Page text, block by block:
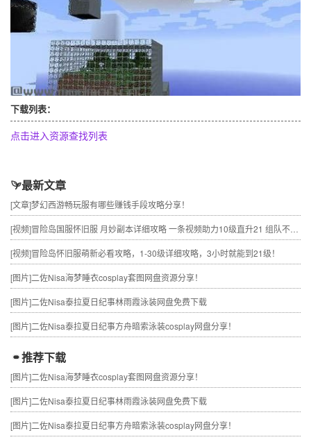
下载列表：
点击进入资源查找列表
最新文章
[文章]梦幻西游畅玩服有哪些赚钱手段攻略分享！
[视频]冒险岛国服怀旧服 月妙副本详细攻略 一条视频助力10级直升21 组队不求人
[视频]冒险岛怀旧服萌新必看攻略，1-30级详细攻略，3小时就能到21级！
[图片]二佐Nisa海梦睡衣cosplay套图网盘资源分享！
[图片]二佐Nisa泰拉夏日纪事林雨霞泳装网盘免费下载
[图片]二佐Nisa泰拉夏日纪事方舟暗索泳装cosplay网盘分享！
推荐下载
[图片]二佐Nisa海梦睡衣cosplay套图网盘资源分享！
[图片]二佐Nisa泰拉夏日纪事林雨霞泳装网盘免费下载
[图片]二佐Nisa泰拉夏日纪事方舟暗索泳装cosplay网盘分享！